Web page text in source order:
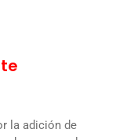
la adición de